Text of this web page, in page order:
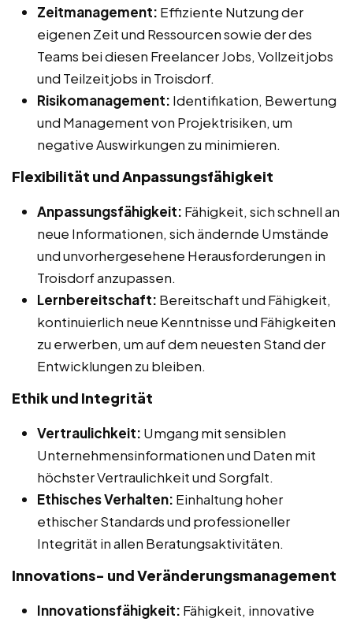
Zeitmanagement: Effiziente Nutzung der
eigenen Zeit und Ressourcen sowie der des
Teams bei diesen Freelancer Jobs, Vollzeitjobs
und Teilzeitjobs in Troisdorf.
Risikomanagement: Identifikation, Bewertung
und Management von Projektrisiken, um
negative Auswirkungen zu minimieren.
Flexibilität und Anpassungsfähigkeit
Anpassungsfähigkeit: Fähigkeit, sich schnell an
neue Informationen, sich ändernde Umstände
und unvorhergesehene Herausforderungen in
Troisdorf anzupassen.
Lernbereitschaft: Bereitschaft und Fähigkeit,
kontinuierlich neue Kenntnisse und Fähigkeiten
zu erwerben, um auf dem neuesten Stand der
Entwicklungen zu bleiben.
Ethik und Integrität
Vertraulichkeit: Umgang mit sensiblen
Unternehmensinformationen und Daten mit
höchster Vertraulichkeit und Sorgfalt.
Ethisches Verhalten: Einhaltung hoher
ethischer Standards und professioneller
Integrität in allen Beratungsaktivitäten.
Innovations- und Veränderungsmanagement
Innovationsfähigkeit: Fähigkeit, innovative